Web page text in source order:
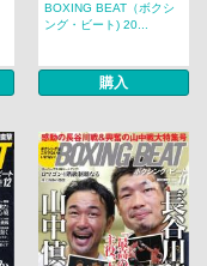
BOXING BEAT（ボクシ
ング・ビート) 20...
購入